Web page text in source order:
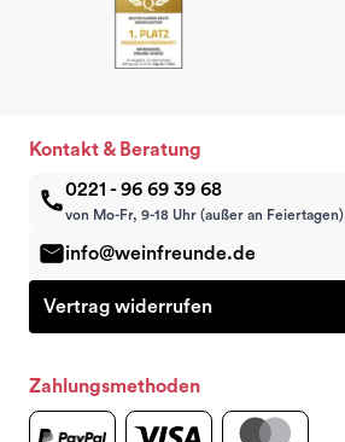
Kontakt & Beratung
0221 - 96 69 39 68
von Mo-Fr, 9-18 Uhr (außer an Feiertagen)
info@weinfreunde.de
Vertrag widerrufen
Zahlungsmethoden